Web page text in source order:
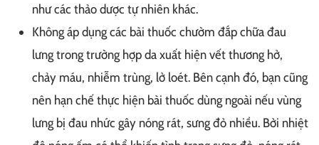
như các thảo dược tự nhiên khác.
Không áp dụng các bài thuốc chườm đắp chữa đau
lưng trong trường hợp da xuất hiện vết thương hở,
chảy máu, nhiễm trùng, lở loét. Bên cạnh đó, bạn cũng
nên hạn chế thực hiện bài thuốc dùng ngoài nếu vùng
lưng bị đau nhức gây nóng rát, sưng đỏ nhiều. Bởi nhiệt